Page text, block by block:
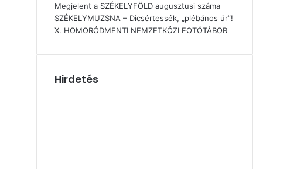
Megjelent a SZÉKELYFÖLD augusztusi száma
SZÉKELYMUZSNA – Dicsértessék, „plébános úr”!
X. HOMORÓDMENTI NEMZETKÖZI FOTÓTÁBOR
Hirdetés